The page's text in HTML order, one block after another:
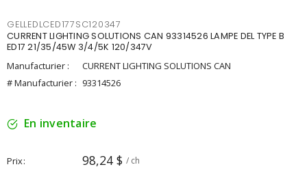
GELLEDLCED177SC120347
CURRENT LIGHTING SOLUTIONS CAN 93314526 LAMPE DEL TYPE B
ED17 21/35/45W 3/4/5K 120/347V
Manufacturier :
CURRENT LIGHTING SOLUTIONS CAN
# Manufacturier : 93314526
En inventaire
Prix 98,24 $ / ch